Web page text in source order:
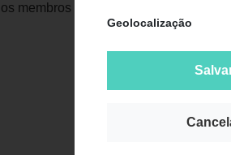
Geolocalização
membros inferiores através da